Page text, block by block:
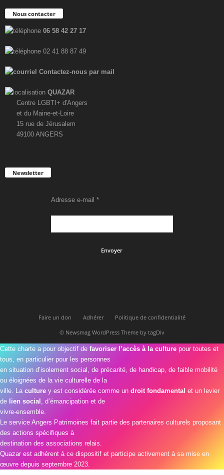
v
è
n
e
m
e
n
Nous contacter
06 58 42 27 17
02 41 88 87 49
Contactez-nous par mail
QUAZAR
Centre LGBTI+ d'Angers
et du Maine-et-Loire
15 rue de Jérusalem
49100 ANGERS
Newsletter
Adresse e-mail *
Faire un don Adhérer
Politique de confidentialité
© Newsmag WordPress Theme by tagDiv
Cette charte a pour objectif de favoriser l’accès à la culture pour toutes et
tous, en particulier pour les personnes
en situation d’isolement social, de précarité, de handicap, de faible mobilité
ou éloignées de la vie culturelle de la
ville. La culture y est considérée comme un droit fondamental et un levier
de lien social , d’émancipation et de
vivre-ensemble.
Le service Angers Patrimoines fait partie des partenaires culturels proposant
des actions spécifiques à
destination des associations relais.
Quazar est adhérent à ce dispositif et participe activement à sa mise en
œuvre depuis septembre 2023.